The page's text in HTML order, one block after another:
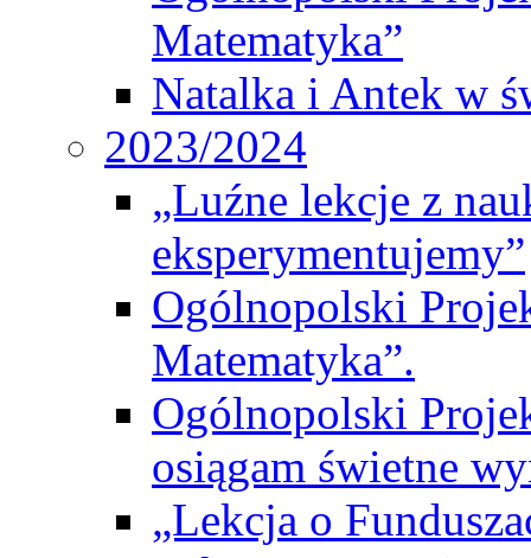
Matematyka”
Natalka i Antek w
2023/2024
„Luźne lekcje z
eksperymentujemy”
Ogólnopolski
Matematyka”.
Ogólnopolski
osiągam świetne
„Lekcja o